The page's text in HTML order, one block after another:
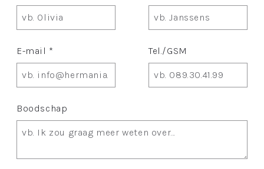
E-mail * Tel./GSM
Boodschap